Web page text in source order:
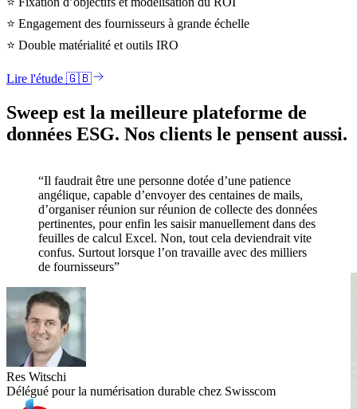
⭐ Engagement des fournisseurs à grande échelle
⭐ Double matérialité et outils IRO
Lire l'étude 🇬🇧
Sweep est la meilleure plateforme de
données ESG. Nos clients le pensent aussi.
“Il faudrait être une personne dotée d’une patience
angélique, capable d’envoyer des centaines de mails,
d’organiser réunion sur réunion de collecte des données
pertinentes, pour enfin les saisir manuellement dans des
feuilles de calcul Excel. Non, tout cela deviendrait vite
confus. Surtout lorsque l’on travaille avec des milliers
de fournisseurs”
Res Witschi
Délégué pour la numérisation durable chez Swisscom